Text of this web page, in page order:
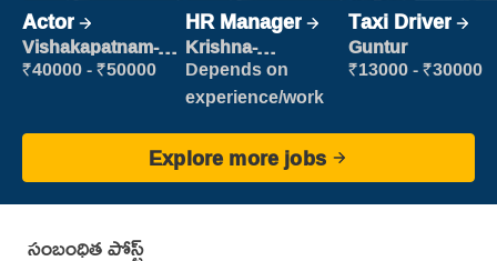
Actor
Vishakapatnam-
new
₹40000 - ₹50000
HR Manager
Krishna-
vijayawada
Depends on
experience/work
Taxi Driver
Guntur
₹13000 - ₹30000
Explore more jobs
సంబంధిత పోస్ట్